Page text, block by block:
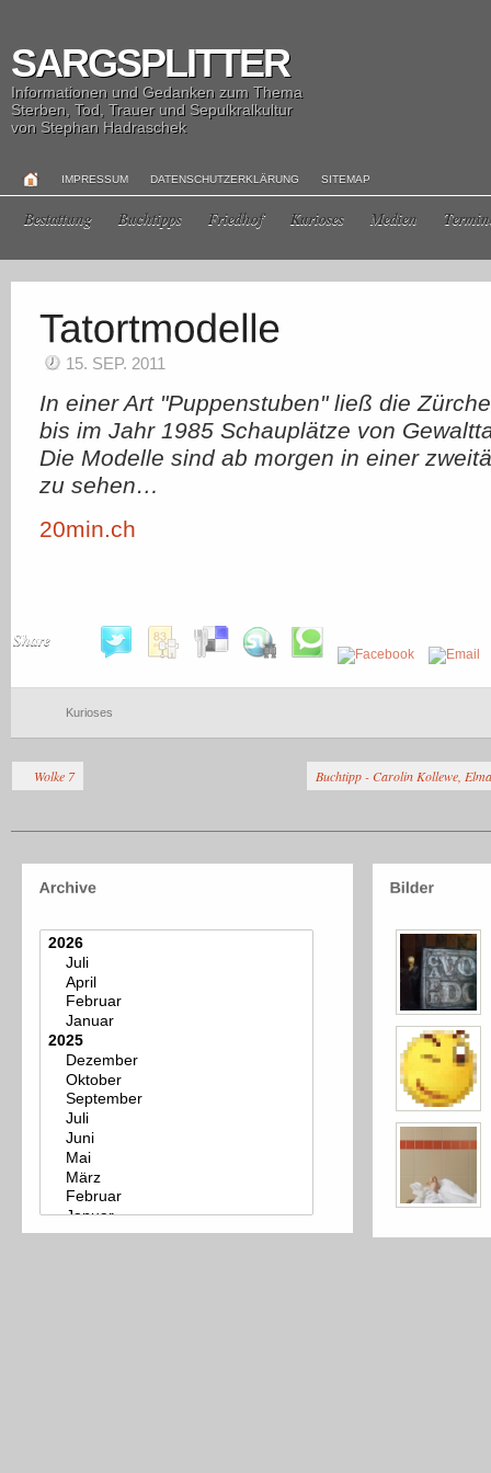
SARGSPLITTER
Informationen und Gedanken zum Thema
Sterben, Tod, Trauer und Sepulkralkultur
von Stephan Hadraschek
IMPRESSUM DATENSCHUTZERKLÄRUNG SITEMAP
Bestattung Buchtipps Friedhof Kurioses Medien
15. SEP. 2011
In einer Art "Puppenstuben" ließ die
bis im Jahr 1985 Schauplätze von
Die Modelle sind ab morgen in einer
zu sehen…
20min.ch
Share
Kurioses
Wolke 7 Buchtipp - Carolin Kollewe,